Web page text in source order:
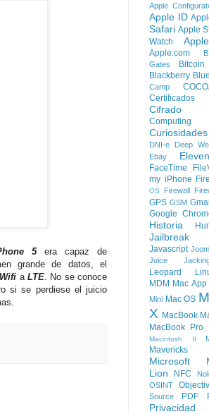
5era capaz de
grande de datos, el
Wifi a LTE. No se conoce
si se perdiese el juicio
Apple
Apple ID
Safari Apple
Watch
Apple.com
Gates
Bitcoin
Blackberry
Camp
Certificados
Cifrado
Computing
Curiosidades
DNI-e Deep
Ebay
FaceTime
my iPhone
OS
Firewall
GPS GSM Gmail
Google
Historia
Jailbreak
Javascript
Juice
Leopard
MDM Mac App
Mini Mac OS
X MacBook
MacBook Pro
Macintosh II
Mavericks
Microsoft
Lion
NFC
OSINT
Source
PDF
Privacidad